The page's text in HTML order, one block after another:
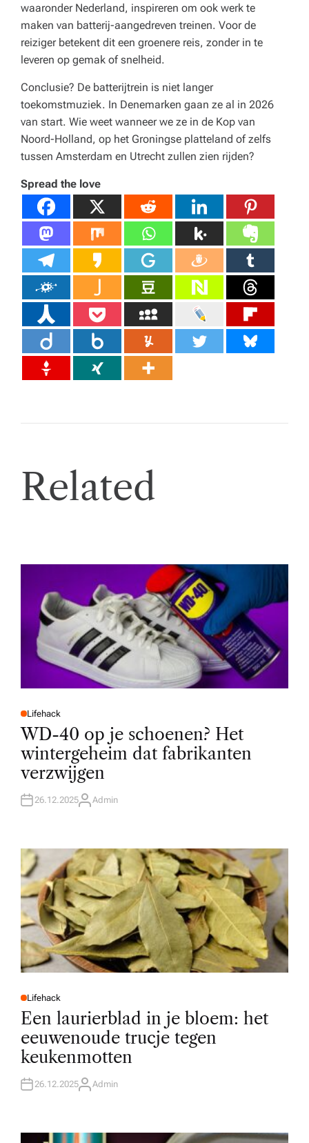
waaronder Nederland, inspireren om ook werk te
maken van batterij-aangedreven treinen. Voor de
reiziger betekent dit een groenere reis, zonder in te
leveren op gemak of snelheid.
Conclusie? De batterijtrein is niet langer
toekomstmuziek. In Denemarken gaan ze al in 2026
van start. Wie weet wanneer we ze in de Kop van
Noord-Holland, op het Groningse platteland of zelfs
tussen Amsterdam en Utrecht zullen zien rijden?
Spread the love
Related
P
O
S
E
D
I
N
Lifehack
WD-40 op je schoenen? Het
wintergeheim dat fabrikanten
verzwijgen
26.12.2025A
R
Admin
P
O
T
E
D
N
Lifehack
Een laurierblad in je bloem: het
eeuwenoude trucje tegen
keukenmotten
26.12.2025A
R
Admin